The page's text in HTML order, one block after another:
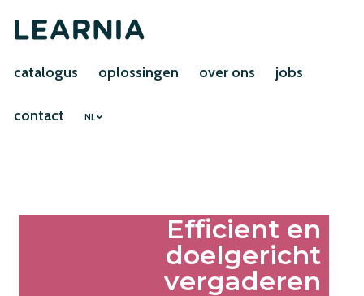
catalogus oplossingen over ons jobs
contact NL
Efficient en
doelgericht
vergaderen